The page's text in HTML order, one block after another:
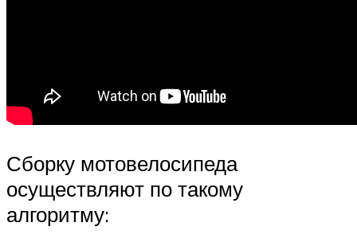
Сборку мотовелосипеда
осуществляют по такому
алгоритму: